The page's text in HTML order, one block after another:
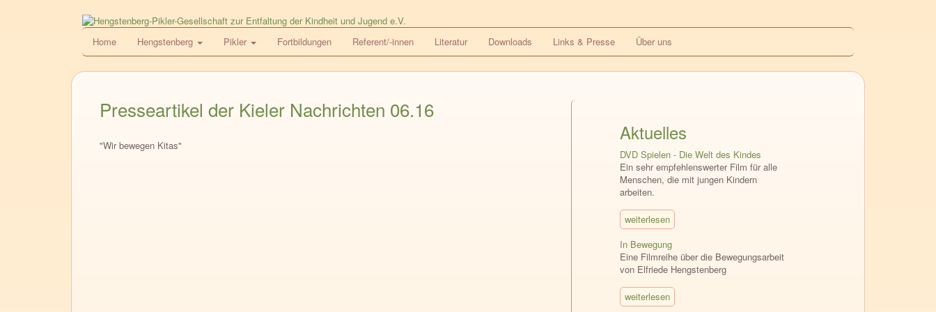
HPG
Home Hengstenberg Pikler Fortbildungen Referent/-innen Literatur Downloads Links & Presse Über uns
Presseartikel der Kieler Nachrichten 06.16
"Wir bewegen Kitas"
Aktuelles
DVD Spielen - Die Welt des Kindes
Ein sehr empfehlenswerter Film für alle
Menschen, die mit jungen Kindern
arbeiten.
weiterlesen
In Bewegung
Eine Filmreihe über die Bewegungsarbeit
von Elfriede Hengstenberg
weiterlesen